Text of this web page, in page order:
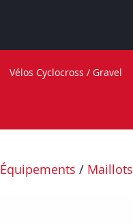
Vélos Cyclocross / Gravel
Équipements / Maillots